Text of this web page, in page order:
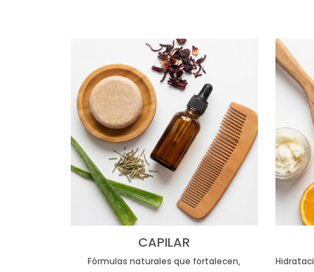
CAPILAR
Fórmulas naturales que fortalecen,